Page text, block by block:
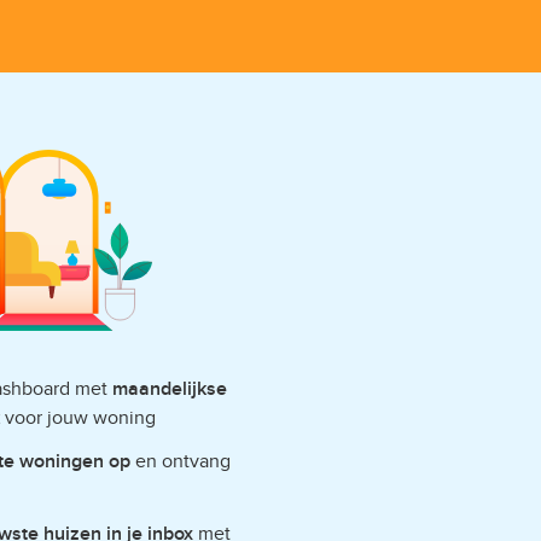
met maandelijkse
voor jouw woning
woningen open ontvang
huizen in je inbox met